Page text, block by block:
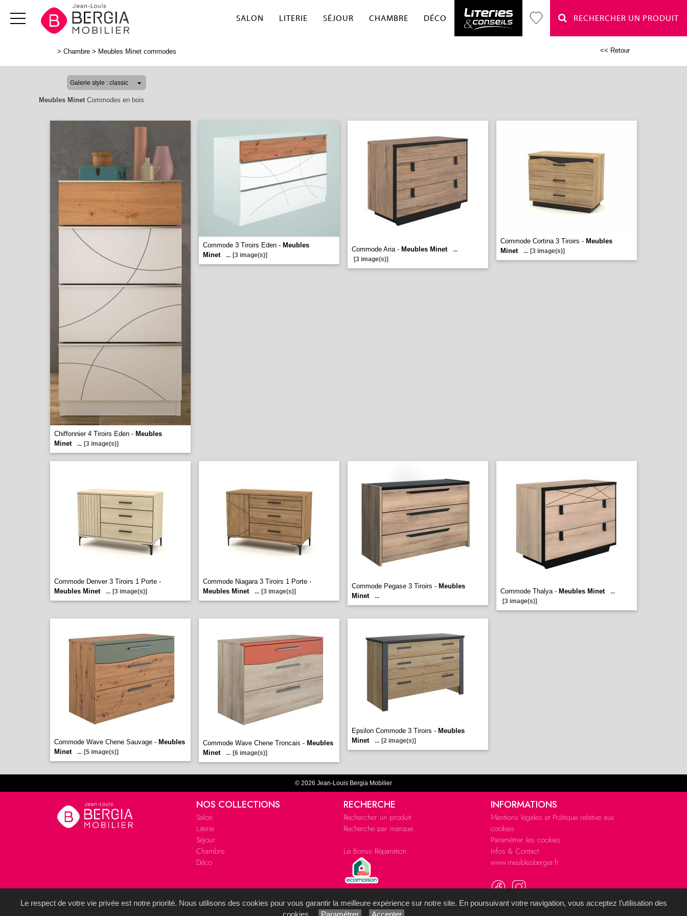
SALON LITERIE SÉJOUR CHAMBRE DÉCO RECHERCHER UN PRODUIT
> Chambre > Meubles Minet commodes << Retour
Meubles Minet Commodes en bois
Chiffonnier 4 Tiroirs Eden - Meubles
Minet
... [3 image(s)]
Commode 3 Tiroirs Eden - Meubles
Minet
... [3 image(s)]
Commode Aria - Meubles Minet
...
[3 image(s)]
Commode Cortina 3 Tiroirs - Meubles
Minet
... [3 image(s)]
Commode Denver 3 Tiroirs 1 Porte -
Meubles Minet
... [3 image(s)]
Commode Niagara 3 Tiroirs 1 Porte -
Meubles Minet
... [3 image(s)]
Commode Pegase 3 Tiroirs - Meubles
Minet
...
Commode Thalya - Meubles Minet
...
[3 image(s)]
Commode Wave Chene Sauvage - Meubles
Minet
... [5 image(s)]
Commode Wave Chene Troncais - Meubles
Minet
... [6 image(s)]
Epsilon Commode 3 Tiroirs - Meubles
Minet
... [2 image(s)]
© 2026 Jean-Louis Bergia Mobilier
NOS COLLECTIONS
Salon
Literie
Séjour
Chambre
Déco
RECHERCHE
Rechercher un produit
Recherche par marque
Le Bonus Réparation
INFORMATIONS
Mentions légales et Politique relative aux
cookies
Paramétrer les cookies
Infos & Contact
www.meublesbergia.fr
Le respect de votre vie privée est notre priorité. Nous utilisons des cookies pour vous garantir la meilleure expérience sur notre site. En poursuivant votre navigation, vous acceptez l’utilisation des
cookies.
Paramétrer Accepter